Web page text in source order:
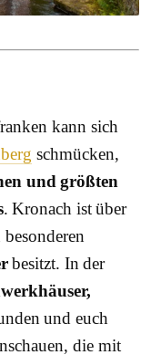
kann sich
schmücken,
und größten
. Kronach ist über
besitzt. In der
und euch
die mit